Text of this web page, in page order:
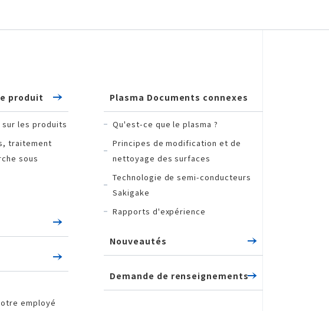
produit
les produits
traitement
sous
employé
Plasma Documents connexes
Qu'est-ce que le plasma ?
Principes de modification et de
nettoyage des surfaces
Technologie de semi-conducteurs
Sakigake
Rapports d'expérience
Nouveautés
Demande de renseignements